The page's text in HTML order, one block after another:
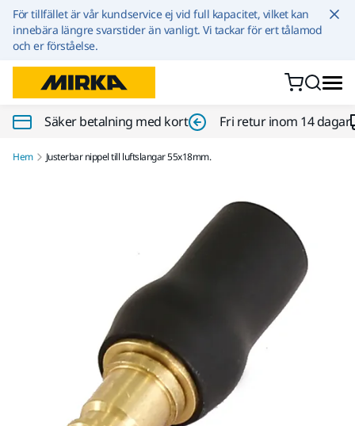
Hoppa till innehållet
För tillfället är vår kundservice ej vid full kapacitet, vilket kan
innebära längre svarstider än vanligt. Vi tackar för ert tålamod
och er förståelse.
Säker betalning med kort Fri retur inom 14 dagar
Hem Justerbar nippel till luftslangar 55x18mm.